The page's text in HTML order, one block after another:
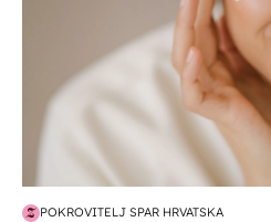
POKROVITELJ SPAR HRVATSKA